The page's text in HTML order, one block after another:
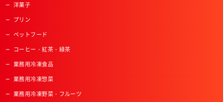
洋菓子
プリン
ペットフード
コーヒー・紅茶・緑茶
業務用冷凍食品
業務用冷凍惣菜
業務用冷凍野菜・フルーツ